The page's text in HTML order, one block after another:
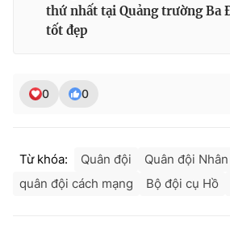
thứ nhất tại Quảng trường Ba
tốt đẹp
0 0
Từ khóa: Quân đội
Quân đội
quân đội cách mạng
Bộ đội cụ Hồ